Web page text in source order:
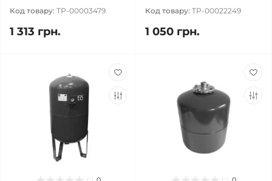
Код товару: ТР-00003479
1 313 грн.
Код товару: ТР-00022249
1 050 грн.